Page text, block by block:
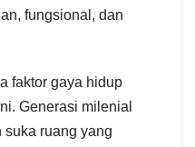
fungsional, dan
faktor gaya hidup
Generasi milenial
suka ruang yang